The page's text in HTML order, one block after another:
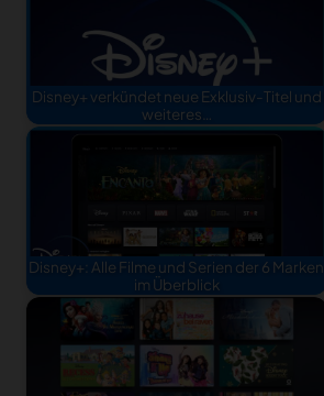
Disney+ verkündet neue Exklusiv-Titel und
weiteres…
Disney+: Alle Filme und Serien der 6 Marken
im Überblick